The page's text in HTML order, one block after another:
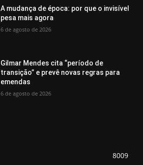
A mudança de época: por que o invisível
pesa mais agora
6 de agosto de 2026
Gilmar Mendes cita “período de
transição” e prevê novas regras para
emendas
6 de agosto de 2026
8009